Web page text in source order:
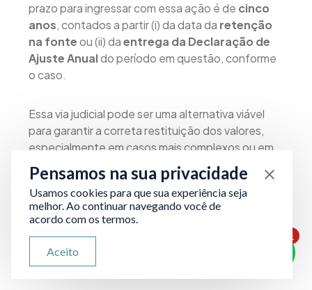
prazo para ingressar com essa ação é de cinco
anos, contados a partir (i) da data da retenção
na fonteou (ii) daentrega da Declaração de
Ajuste Anualdo período em questão, conforme
o caso.
Essa via judicial pode ser uma alternativa viável
para garantir a correta restituição dos valores,
especialmente em casos mais complexos ou em
que a Receita Federal não reconhece o direito à
devolução.
Orientação Jurídica: Por que
contar com um advogado
tributarista é essencial?
1
Pensamos na sua privacidade
Usamos cookies para que sua experiência seja
melhor. Ao continuar navegando você de
acordo com os termos.
Aceito